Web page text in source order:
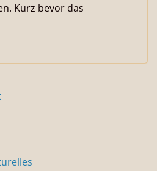
Kurz bevor das